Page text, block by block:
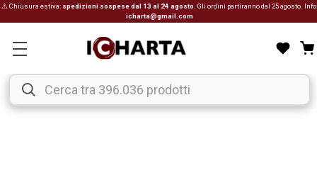
⚠ Chiusura estiva: spedizioni sospese dal 13 al 24 agosto . Gli ordini partiranno dal 25 agosto. Info:
icharta@gmail.com